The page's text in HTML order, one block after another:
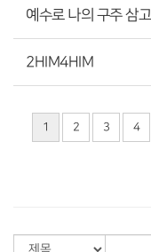
예수로 나의 구주 삼고
2HIM4HIM
1 2 3 4